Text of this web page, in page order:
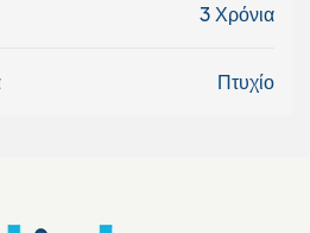
3 Χρόνια
Πτυχίο